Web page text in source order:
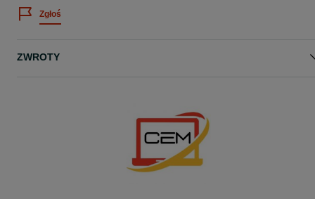
1- Poręczny!
Dlaczego warto nas wybrać?
-KOMFORT: Laptop gotowy do pracy po wyjęciu z pudełka!
Zgłoś
ZWROTY